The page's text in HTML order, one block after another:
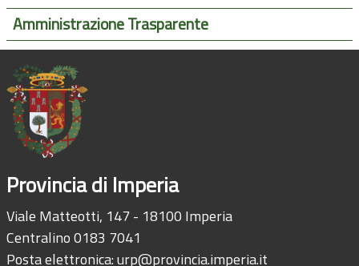
Amministrazione Trasparente
Provincia di Imperia
Viale Matteotti, 147 - 18100 Imperia
Centralino 0183 7041
Posta elettronica:urp@provincia.imperia.it